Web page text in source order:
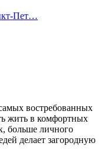
Пет…
востребованных
жить в комфортных
больше личного
делает загородную